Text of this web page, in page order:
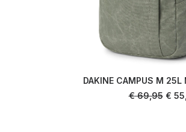
DAKINE CAMPUS M 25L
€69,95 Le
€